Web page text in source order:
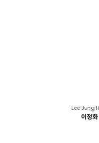
Lee Jung
이정화